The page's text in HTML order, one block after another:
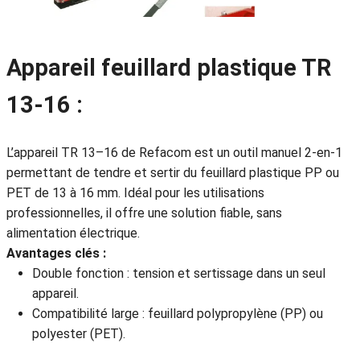
Appareil feuillard plastique TR
13-16 :
L’appareil TR 13–16 de Refacom est un outil manuel 2-en-1
permettant de tendre et sertir du feuillard plastique PP ou
PET de 13 à 16 mm. Idéal pour les utilisations
professionnelles, il offre une solution fiable, sans
alimentation électrique.
Avantages clés :
Double fonction : tension et sertissage dans un seul
appareil.
Compatibilité large : feuillard polypropylène (PP) ou
polyester (PET).